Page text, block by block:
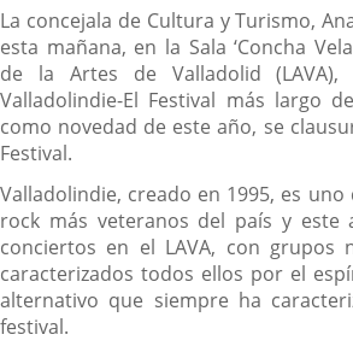
Descripción
La concejala de Cultura y Turismo,
esta mañana, en la Sala ‘Concha
de la Artes de Valladolid
Valladolindie-El Festival más largo
como novedad de este año, se
Festival.
Valladolindie, creado en 1995, es
rock más veteranos del país y este
conciertos en el LAVA, con grupos
caracterizados todos ellos por el
alternativo que siempre ha
festival.